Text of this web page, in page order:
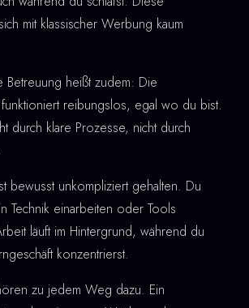
mit klassischer Werbung kaum
Betreuung heißt zudem: Die
funktioniert reibungslos, egal wo du bist.
durch klare Prozesse, nicht durch
bewusst unkompliziert gehalten. Du
Technik einarbeiten oder Tools
läuft im Hintergrund, während du
konzentrierst.
zu jedem Weg dazu. Ein